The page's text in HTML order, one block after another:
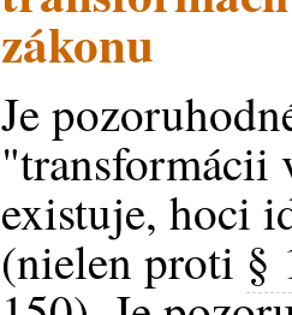
zákonu
Je
existuje, hoci
(nielen proti §